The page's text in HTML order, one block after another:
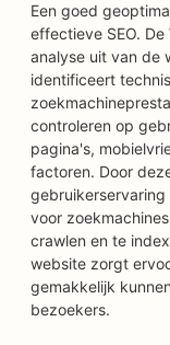
Een goed
effectieve SEO.
analyse uit van de
identificeert
controleren op
pagina's,
factoren. Door
voor
crawlen en te
website zorgt
gemakkelijk
bezoekers.